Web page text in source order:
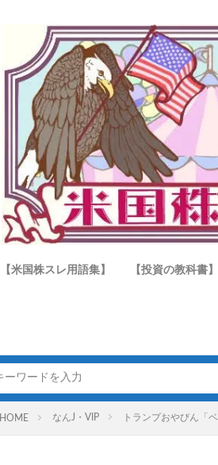
【米国株スレ用語集】 【投資の教科書】
HOME なんJ・VIP トランプおやびん「